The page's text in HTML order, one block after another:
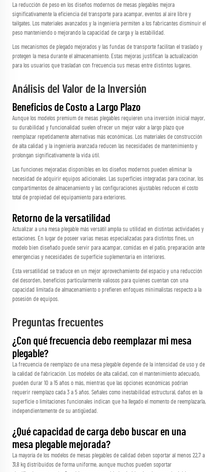
La reducción de peso en los diseños modernos de mesas plegables mejora
significativamente la eficiencia del transporte para acampar, eventos al aire libre y
tailgates. Los materiales avanzados y la ingeniería permiten a los fabricantes disminuir el
peso manteniendo o mejorando la capacidad de carga y la estabilidad.
Los mecanismos de plegado mejorados y las fundas de transporte facilitan el traslado y
protegen la mesa durante el almacenamiento. Estas mejoras justifican la actualización
para los usuarios que trasladan con frecuencia sus mesas entre distintos lugares.
Análisis del Valor de la Inversión
Beneficios de Costo a Largo Plazo
Aunque los modelos premium de mesas plegables requieren una inversión inicial mayor,
su durabilidad y funcionalidad suelen ofrecer un mejor valor a largo plazo que
reemplazar repetidamente alternativas más económicas. Los materiales de construcción
de alta calidad y la ingeniería avanzada reducen las necesidades de mantenimiento y
prolongan significativamente la vida útil.
Las funciones mejoradas disponibles en los diseños modernos pueden eliminar la
necesidad de adquirir equipos adicionales. Las superficies integradas para cocinar, los
compartimentos de almacenamiento y las configuraciones ajustables reducen el costo
total de propiedad del equipamiento para exteriores.
Retorno de la versatilidad
Actualizar a una mesa plegable más versátil amplía su utilidad en distintas actividades y
estaciones. En lugar de poseer varias mesas especializadas para distintos fines, un
modelo bien diseñado puede servir para acampar, comidas en el patio, preparación ante
emergencias y necesidades de superficie suplementaria en interiores.
Esta versatilidad se traduce en un mejor aprovechamiento del espacio y una reducción
del desorden, beneficios particularmente valiosos para quienes cuentan con una
capacidad limitada de almacenamiento o prefieren enfoques minimalistas respecto a la
posesión de equipos.
Preguntas frecuentes
¿Con qué frecuencia debo reemplazar mi mesa
plegable?
La frecuencia de reemplazo de una mesa plegable depende de la intensidad de uso y de
la calidad de fabricación. Los modelos de alta calidad, con el mantenimiento adecuado,
pueden durar 10 a 15 años o más, mientras que las opciones económicas podrían
requerir reemplazo cada 3 a 5 años. Señales como inestabilidad estructural, daños en la
superficie o limitaciones funcionales indican que ha llegado el momento de reemplazarla,
independientemente de su antigüedad.
¿Qué capacidad de carga debo buscar en una
mesa plegable mejorada?
La mayoría de los modelos de mesas plegables de calidad deben soportar al menos 22,7 a
31,8 kg distribuidos de forma uniforme, aunque muchos pueden soportar